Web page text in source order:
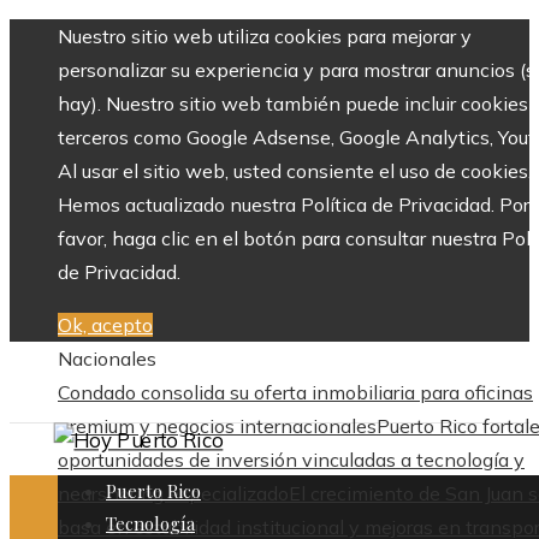
Nuestro sitio web utiliza cookies para mejorar y
personalizar su experiencia y para mostrar anuncios
hay). Nuestro sitio web también puede incluir cookies
terceros como Google Adsense, Google Analytics,
Al usar el sitio web, usted consiente el uso de cookies.
Hemos actualizado nuestra Política de Privacidad. Por
favor, haga clic en el botón para consultar nuestra
de Privacidad.
Ok, acepto
Nacionales
Condado consolida su oferta inmobiliaria para oficinas
premium y negocios internacionalesPuerto Rico
oportunidades de inversión vinculadas a tecnología y
nearshoring especializado El crecimiento de San Juan
basa en estabilidad institucional y mejoras en
Puerto Rico
Tecnología